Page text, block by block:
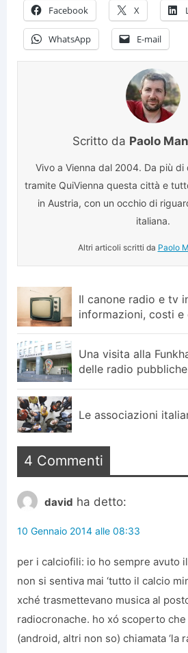
Facebook X
WhatsApp E-mail
Scritto da Paolo
Vivo a Vienna dal 2004. Da più
tramite QuiVienna questa città e
in Austria, con un occhio di
italiana.
Altri articoli scritti da Paolo
Il canone radio e tv
informazioni, costi e
Una visita alla
delle radio
Le associazioni
4 Commenti
david ha detto:
10 Gennaio 2014 alle 08:33
per i calciofili: io ho sempre avuto
non si sentiva mai ‘tutto il calcio
xché trasmettevano musica al
radiocronache. ho xó scoperto
(android, altri non so) chiamata ‘la